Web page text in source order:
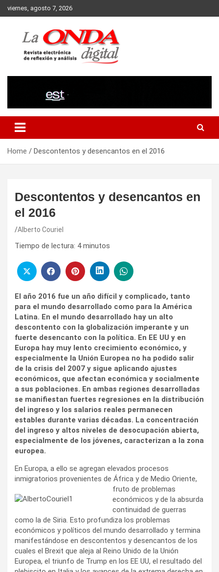
Skip
to
viernes, agosto 7, 2026
Home Descontentos y desencantos en el 2016
Descontentos y desencantos en
el 2016
Alberto Couriel
Tiempo de lectura: 4 minutos
El año 2016 fue un año difícil y complicado, tanto
para el mundo desarrollado como para la América
Latina. En el mundo desarrollado hay un alto
descontento con la globalización imperante y un
fuerte desencanto con la política. En EE UU y en
Europa hay muy lento crecimiento económico, y
especialmente la Unión Europea no ha podido salir
de la crisis del 2007 y sigue aplicando ajustes
económicos, que afectan económica y socialmente
a sus poblaciones. En ambas regiones desarrolladas
se manifiestan fuertes regresiones en la distribución
del ingreso y los salarios reales permanecen
estables durante varias décadas. La concentración
del ingreso y altos niveles de desocupación abierta,
especialmente de los jóvenes, caracterizan a la zona
europea.
En Europa, a ello se agregan elevados procesos
inmigratorios provenientes de África y de Medio Oriente,
fruto de problemas
económicos y de la absurda
continuidad de guerras
como la de Siria. Esto profundiza los problemas
económicos y políticos del mundo desarrollado y termina
manifestándose en descontentos y desencantos de los
cuales el Brexit que aleja al Reino Unido de la Unión
Europea, el triunfo de Trump en los EE UU, el resultado del